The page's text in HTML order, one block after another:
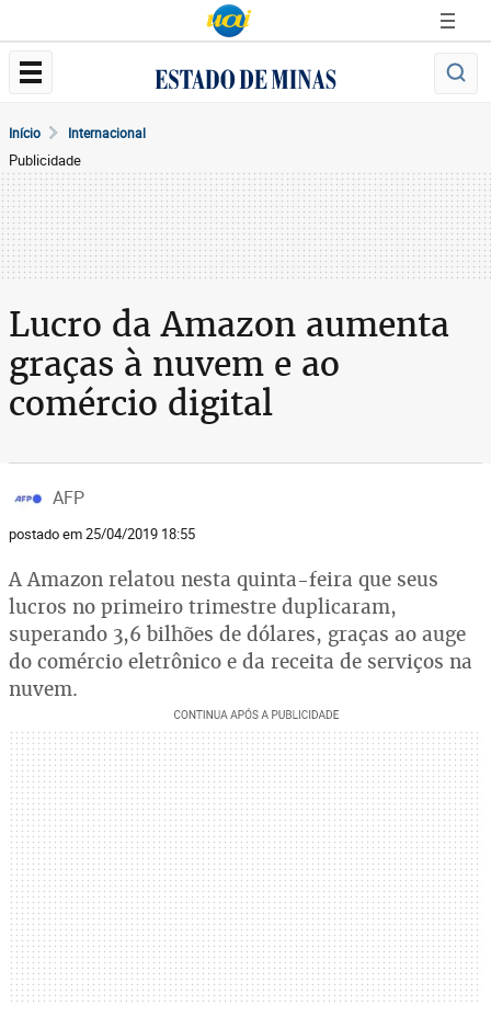
Início Internacional
Publicidade
Lucro da Amazon aumenta
graças à nuvem e ao
comércio digital
AFP
postado em 25/04/2019 18:55
A Amazon relatou nesta quinta-feira que seus
lucros no primeiro trimestre duplicaram,
superando 3,6 bilhões de dólares, graças ao auge
do comércio eletrônico e da receita de serviços na
nuvem.